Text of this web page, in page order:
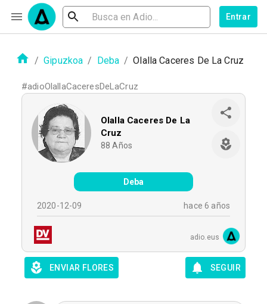
Entrar
/ Gipuzkoa / Deba / Olalla Caceres De La Cruz
#adioOlallaCaceresDeLaCruz
Olalla Caceres De La
Cruz
88 Años
Deba
2020-12-09 hace 6 años
adio.eus
ENVIAR FLORES SEGUIR